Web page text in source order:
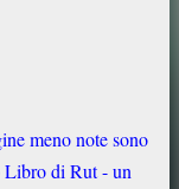
meno note sono
Libro di Rut - un